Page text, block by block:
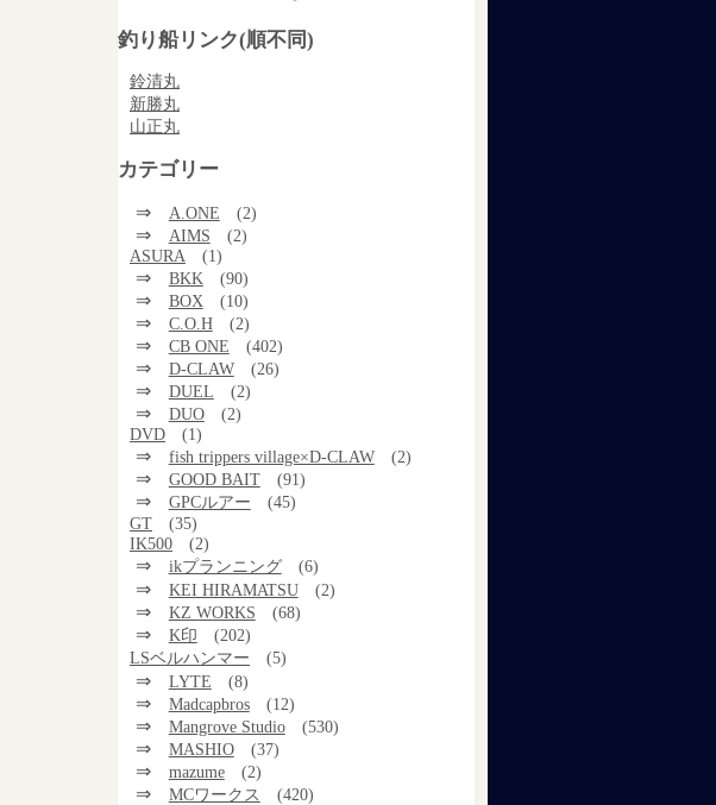
釣り船リンク(順不同)
鈴清丸
新勝丸
山正丸
カテゴリー
⇒ A.ONE (2)
⇒ AIMS
(2)
ASURA
(1)
⇒ BKK (90)
⇒ BOX (10)
⇒ C.O.H (2)
⇒ CB ONE (402)
⇒ D-CLAW (26)
⇒ DUEL (2)
⇒ DUO
(2)
DVD
(1)
⇒ fish trippers village×D-CLAW (2)
⇒ GOOD BAIT (91)
⇒ GPCルアー
(45)
GT
(35)
IK500
(2)
⇒ ikプランニング (6)
⇒ KEI HIRAMATSU (2)
⇒ KZ WORKS (68)
⇒ K印
(202)
LSベルハンマー
(5)
⇒ LYTE (8)
⇒ Madcapbros (12)
⇒ Mangrove Studio (530)
⇒ MASHIO (37)
⇒ mazume (2)
⇒ MCワークス (420)